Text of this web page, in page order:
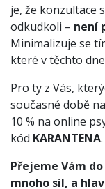
je, že konzultace
odkudkoli – není
Minimalizuje se
které v těchto
Pro ty z Vás,
současné době na
10 % na online
kód KARANTENA.
Přejeme Vám
mnoho sil, a